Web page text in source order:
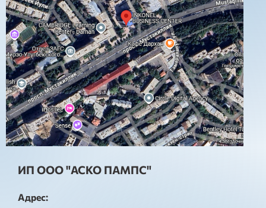
ИП ООО "АСКО ПАМПС"
Адрес: